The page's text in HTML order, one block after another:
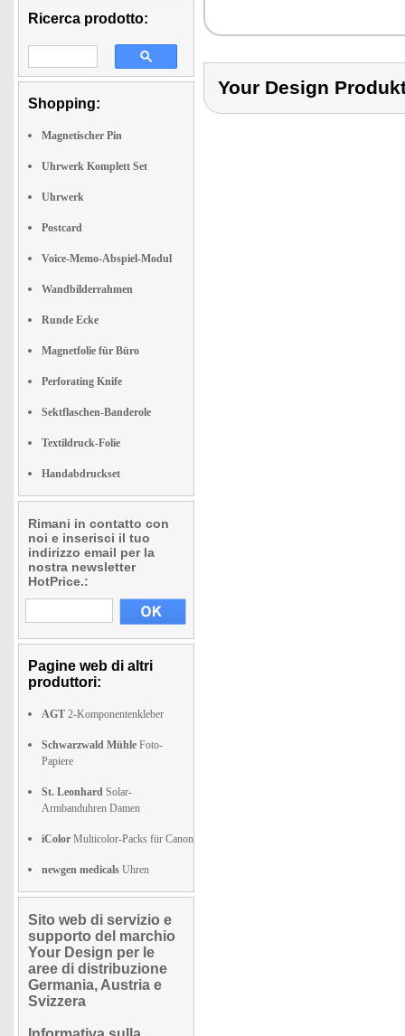
Ricerca prodotto:
Shopping:
Magnetischer Pin
Uhrwerk Komplett Set
Uhrwerk
Postcard
Voice-Memo-Abspiel-Modul
Wandbilderrahmen
Runde Ecke
Magnetfolie für Büro
Perforating Knife
Sektflaschen-Banderole
Textildruck-Folie
Handabdruckset
Rimani in contatto con
noi e inserisci il tuo
indirizzo email per la
nostra newsletter
HotPrice.:
Pagine web di altri
produttori:
AGT 2-Komponentenkleber
Schwarzwald Mühle Foto-
Papiere
St. Leonhard Solar-
Armbanduhren Damen
iColor Multicolor-Packs für Canon
newgen medicals Uhren
Sito web di servizio e
supporto del marchio
Your Design per le
aree di distribuzione
Germania, Austria e
Svizzera
Your Design